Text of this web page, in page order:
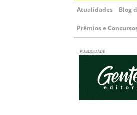
Atualidades Blog
Prêmios e
PUBLICIDADE